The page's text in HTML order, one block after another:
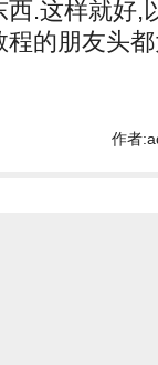
.这样就好,
的朋友头
作者